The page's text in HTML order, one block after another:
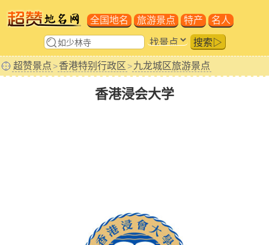
全国地名 旅游景点 特产 名人
搜索▷
超赞景点>香港特别行政区 >九龙城区旅游景点
香港浸会大学